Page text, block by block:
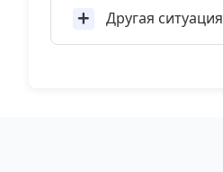
Другая ситуация